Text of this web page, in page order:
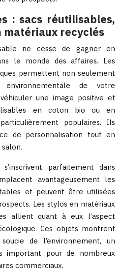
: sacs réutilisables,
matériaux recyclés
ne cesse de gagner en
le monde des affaires. Les
permettent non seulement
de votre
une image positive et
en coton bio ou en
populaires. Ils
de personnalisation tout en
parfaitement dans
avantageusement les
et peuvent être utilisées
Les stylos en matériaux
allient quant à eux l’aspect
Ces objets montrent
de l’environnement, un
important pour de nombreux
commerciaux.